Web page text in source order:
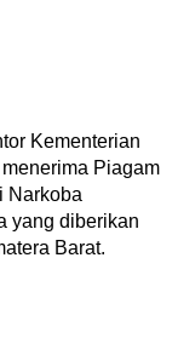
Kementerian
Piagam
Narkoba
yang diberikan
Barat.